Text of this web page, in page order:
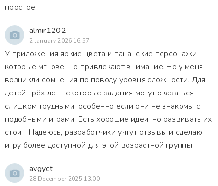
простое.
almir1202
2 January 2026 16:57
У приложения яркие цвета и пацанские персонажи,
которые мгновенно привлекают внимание. Но у меня
возникли сомнения по поводу уровня сложности. Для
детей трёх лет некоторые задания могут оказаться
слишком трудными, особенно если они не знакомы с
подобными играми. Есть хорошие идеи, но развивать их
стоит. Надеюсь, разработчики учтут отзывы и сделают
игру более доступной для этой возрастной группы.
avgyct
28 December 2025 13:00